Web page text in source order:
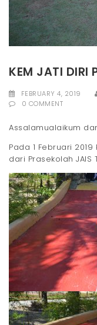
t
n
KEM JATI DIRI
FEBRUARY 4, 2019
0 COMMENT
Assalamualaikum
Pada 1 Februari
dari Prasekolah JAIS